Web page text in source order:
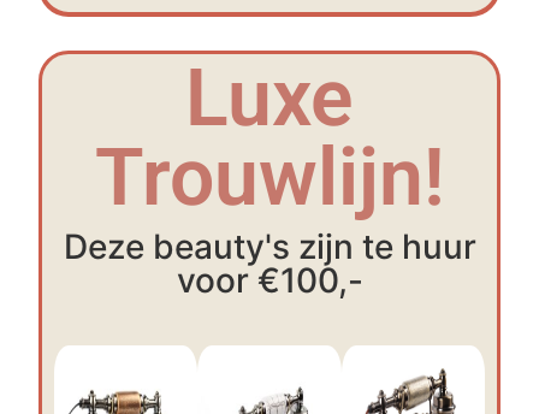
Luxe
Trouwlijn!
Deze beauty's zijn te huur
voor €100,-